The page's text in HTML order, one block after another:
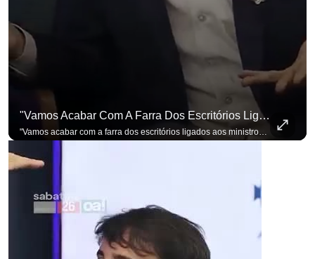
"Vamos Acabar Com A Farra Dos Escritórios Ligados Aos Ministros Do STF"
"Vamos acabar com a farra dos escritórios ligados aos ministros do STF". Essa foi a resposta de Renan Santos ao ser questionado sobre o Judiciário. Se você busca informação com credibilidade, inscreva-se agora e ative o